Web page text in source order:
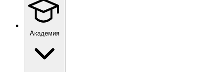
Академия